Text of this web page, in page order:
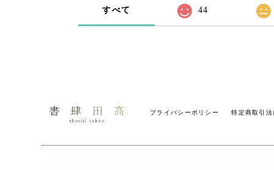
すべて 44
プライバシーポリシー 特定商取引法